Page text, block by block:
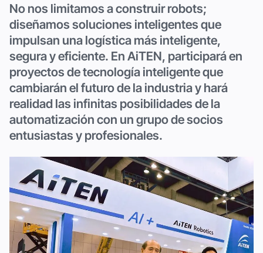
No nos limitamos a construir robots;
diseñamos soluciones inteligentes que
impulsan una logística más inteligente,
segura y eficiente. En AiTEN, participará en
proyectos de tecnología inteligente que
cambiarán el futuro de la industria y hará
realidad las infinitas posibilidades de la
automatización con un grupo de socios
entusiastas y profesionales.